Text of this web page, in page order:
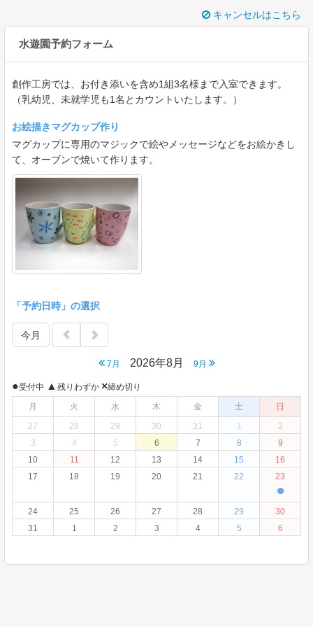
キャンセルはこちら
水遊園予約フォーム
創作工房では、お付き添いを含め1組3名様まで入室できます。
（乳幼児、未就学児も1名とカウントいたします。）
お絵描きマグカップ作り
マグカップに専用のマジックで絵やメッセージなどをお絵かきし
て、オーブンで焼いて作ります。
「予約日時」の選択
今月
7月 2026年8月 9月
●受付中 ▲ 残りわずか ×締め切り
月
火 水 木 金 土
日
27
28 29 30 31 1
2
3
4 5 6 7 8
9
10
11 12 13 14 15
16
17
18 19 20 21 22 23
●
24 25 26 27 28 29
30
31
1 2 3 4 5 6